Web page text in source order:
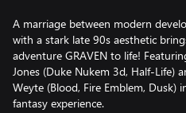
A marriage between modern
with a stark late 90s aesthetic
adventure GRAVEN to life!
Jones (Duke Nukem 3d, Half-Life)
Weyte (Blood, Fire Emblem, Dusk)
fantasy experience.